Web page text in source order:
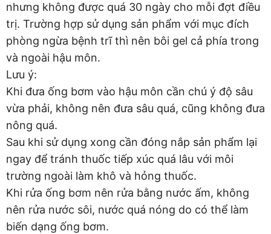
nhưng không được quá 30 ngày cho mỗi đợt điều
trị. Trường hợp sử dụng sản phẩm với mục đích
phòng ngừa bệnh trĩ thì nên bôi gel cả phía trong
và ngoài hậu môn.
Lưu ý:
Khi đưa ống bơm vào hậu môn cần chú ý độ sâu
vừa phải, không nên đưa sâu quá, cũng không đưa
nông quá.
Sau khi sử dụng xong cần đóng nắp sản phẩm lại
ngay để tránh thuốc tiếp xúc quá lâu với môi
trường ngoài làm khô và hỏng thuốc.
Khi rửa ống bơm nên rửa bằng nước ấm, không
nên rửa nước sôi, nước quá nóng do có thể làm
biến dạng ống bơm.